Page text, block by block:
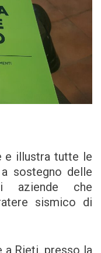
e illustra tutte le
sostegno delle
aziende che
sismico di
a Rieti, presso la